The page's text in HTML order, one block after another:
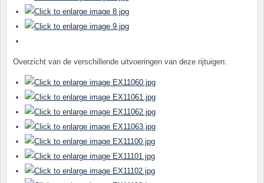
Overzicht van de verschillende uitvoeringen van deze rijtuigen: